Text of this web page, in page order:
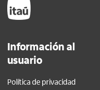
Información al
usuario
Política de privacidad